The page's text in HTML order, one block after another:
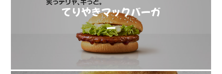
てりやきマックバーガ
ー